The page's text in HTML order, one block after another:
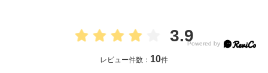
3.9
レビュー件数： 10件